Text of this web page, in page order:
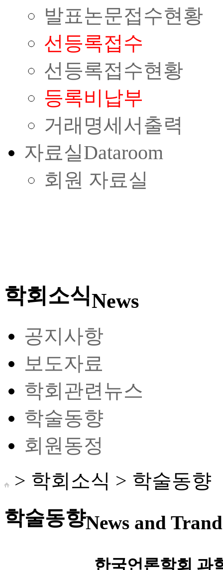
발표논문접수현황
선등록접수
선등록접수현황
등록비납부
거래명세서출력
자료실Dataroom
회원 자료실
학회소식News
공지사항
보도자료
학회관련뉴스
학술동향
회원동정
> 학회소식 > 학술동향
학술동향News and
한국언론학회 과